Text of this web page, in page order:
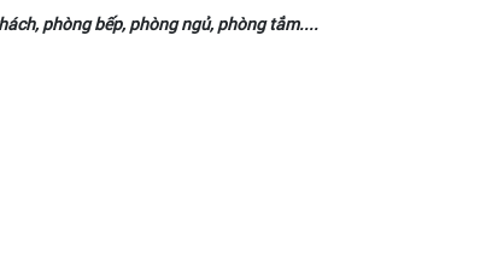
phòng bếp, phòng ngủ, phòng tắm....